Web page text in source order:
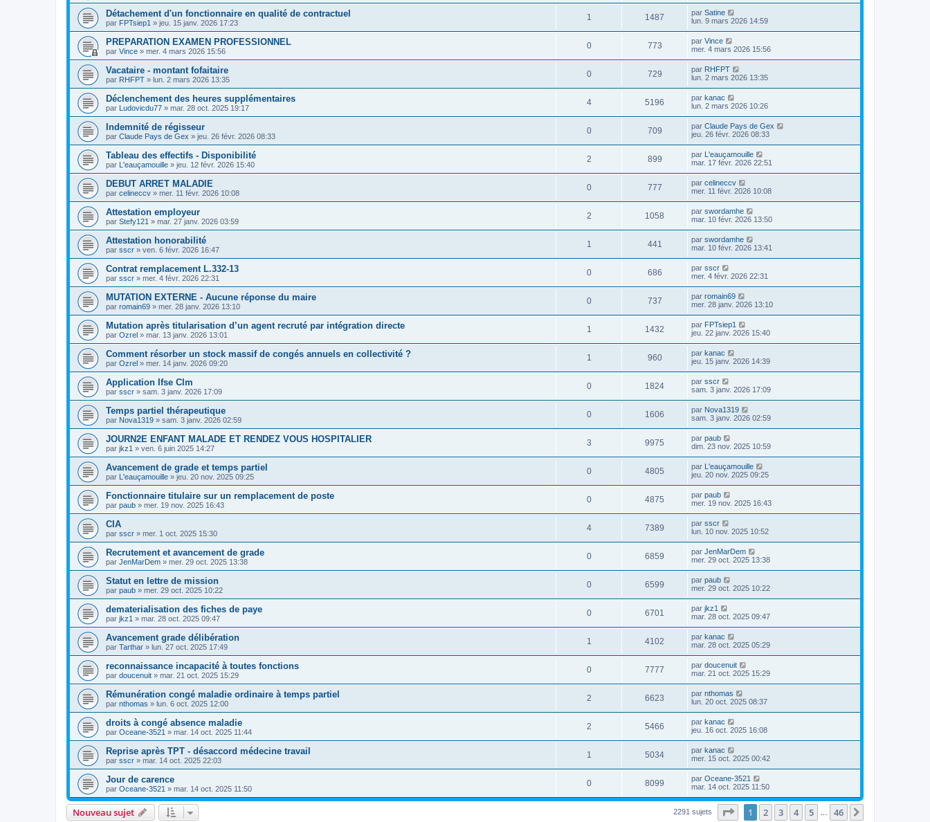
Détachement d'un fonctionnaire en qualité de contractuel
par FPTsiep1 » jeu. 15 janv. 2026 17:23
1 1487 par Satine
lun. 9 mars 2026 14:59
PREPARATION EXAMEN PROFESSIONNEL
par Vince » mer. 4 mars 2026 15:56
0 773 par Vince
mer. 4 mars 2026 15:56
Vacataire - montant fofaitaire
par RHFPT » lun. 2 mars 2026 13:35
0 729 par RHFPT
lun. 2 mars 2026 13:35
Déclenchement des heures supplémentaires
par Ludovicdu77 » mar. 28 oct. 2025 19:17
4 5196 par kanac
lun. 2 mars 2026 10:26
Indemnité de régisseur
par Claude Pays de Gex » jeu. 26 févr. 2026 08:33
0 709 par Claude Pays de Gex
jeu. 26 févr. 2026 08:33
Tableau des effectifs - Disponibilité
par L'eauçamouille » jeu. 12 févr. 2026 15:40
2 899 par L'eauçamouille
mar. 17 févr. 2026 22:51
DEBUT ARRET MALADIE
par celineccv » mer. 11 févr. 2026 10:08
0 777 par celineccv
mer. 11 févr. 2026 10:08
Attestation employeur
par Stefy121 » mar. 27 janv. 2026 03:59
2 1058 par swordamhe
mar. 10 févr. 2026 13:50
Attestation honorabilité
par sscr » ven. 6 févr. 2026 16:47
1 441 par swordamhe
mar. 10 févr. 2026 13:41
Contrat remplacement L.332-13
par sscr » mer. 4 févr. 2026 22:31
0 686 par sscr
mer. 4 févr. 2026 22:31
MUTATION EXTERNE - Aucune réponse du maire
par romain69 » mer. 28 janv. 2026 13:10
0 737 par romain69
mer. 28 janv. 2026 13:10
Mutation après titularisation d’un agent recruté par intégration directe
par Ozrel » mar. 13 janv. 2026 13:01
1 1432 par FPTsiep1
jeu. 22 janv. 2026 15:40
Comment résorber un stock massif de congés annuels en collectivité ?
par Ozrel » mer. 14 janv. 2026 09:20
1 960 par kanac
jeu. 15 janv. 2026 14:39
Application Ifse Clm
par sscr » sam. 3 janv. 2026 17:09
0 1824 par sscr
sam. 3 janv. 2026 17:09
Temps partiel thérapeutique
par Nova1319 » sam. 3 janv. 2026 02:59
0 1606 par Nova1319
sam. 3 janv. 2026 02:59
JOURN2E ENFANT MALADE ET RENDEZ VOUS HOSPITALIER
par jkz1 » ven. 6 juin 2025 14:27
3 9975 par paub
dim. 23 nov. 2025 10:59
Avancement de grade et temps partiel
par L'eauçamouille » jeu. 20 nov. 2025 09:25
0 4805 par L'eauçamouille
jeu. 20 nov. 2025 09:25
Fonctionnaire titulaire sur un remplacement de poste
par paub » mer. 19 nov. 2025 16:43
0 4875 par paub
mer. 19 nov. 2025 16:43
CIA
par sscr » mer. 1 oct. 2025 15:30
4 7389 par sscr
lun. 10 nov. 2025 10:52
Recrutement et avancement de grade
par JenMarDem » mer. 29 oct. 2025 13:38
0 6859 par JenMarDem
mer. 29 oct. 2025 13:38
Statut en lettre de mission
par paub » mer. 29 oct. 2025 10:22
0 6599 par paub
mer. 29 oct. 2025 10:22
dematerialisation des fiches de paye
par jkz1 » mar. 28 oct. 2025 09:47
0 6701 par jkz1
mar. 28 oct. 2025 09:47
Avancement grade délibération
par Tarthar » lun. 27 oct. 2025 17:49
1 4102 par kanac
mar. 28 oct. 2025 05:29
reconnaissance incapacité à toutes fonctions
par doucenuit » mar. 21 oct. 2025 15:29
0 7777 par doucenuit
mar. 21 oct. 2025 15:29
Rémunération congé maladie ordinaire à temps partiel
par nthomas » lun. 6 oct. 2025 12:00
2 6623 par nthomas
lun. 20 oct. 2025 08:37
droits à congé absence maladie
par Oceane-3521 » mar. 14 oct. 2025 11:44
2 5466 par kanac
jeu. 16 oct. 2025 16:08
Reprise après TPT - désaccord médecine travail
par sscr » mar. 14 oct. 2025 22:03
1 5034 par kanac
mer. 15 oct. 2025 00:42
Jour de carence
par Oceane-3521 » mar. 14 oct. 2025 11:50
0 8099 par Oceane-3521
mar. 14 oct. 2025 11:50
Nouveau sujet 2291 sujets Page sur46
1 2 3 4 5 46